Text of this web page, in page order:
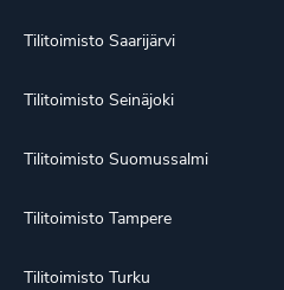
Tilitoimisto Saarijärvi
Tilitoimisto Seinäjoki
Tilitoimisto Suomussalmi
Tilitoimisto Tampere
Tilitoimisto Turku